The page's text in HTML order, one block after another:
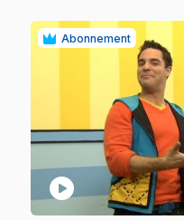
Abonnement
play_circle